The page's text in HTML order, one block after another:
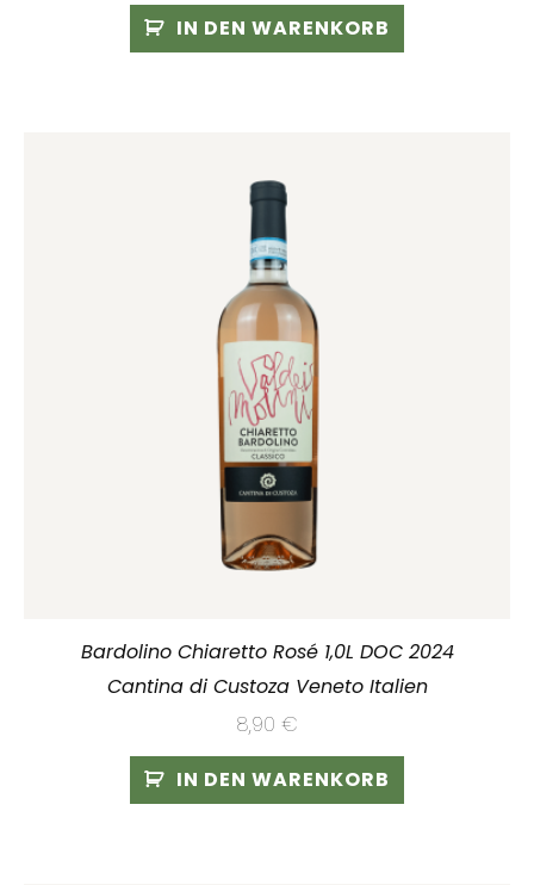
IN DEN WARENKORB
Bardolino Chiaretto Rosé 1,0L DOC 2024
Cantina di Custoza Veneto Italien
8,90 €
IN DEN WARENKORB